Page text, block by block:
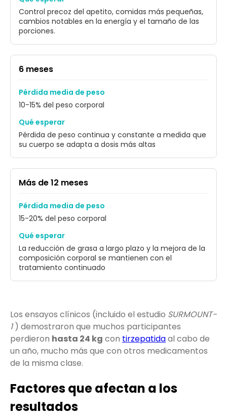
Control precoz del apetito, comidas más pequeñas,
cambios notables en la energía y el tamaño de las
porciones.
6 meses
Pérdida media de peso
10-15% del peso corporal
Qué esperar
Pérdida de peso continua y constante a medida que
su cuerpo se adapta a dosis más altas
Más de 12 meses
Pérdida media de peso
15-20% del peso corporal
Qué esperar
La reducción de grasa a largo plazo y la mejora de la
composición corporal se mantienen con el
tratamiento continuado
Los ensayos clínicos (incluido el estudio SURMOUNT-
1) demostraron que muchos participantes
perdieron hasta 24 kg con tirzepatidaal cabo de
un año, mucho más que con otros medicamentos
de la misma clase.
Factores que afectan a los
resultados